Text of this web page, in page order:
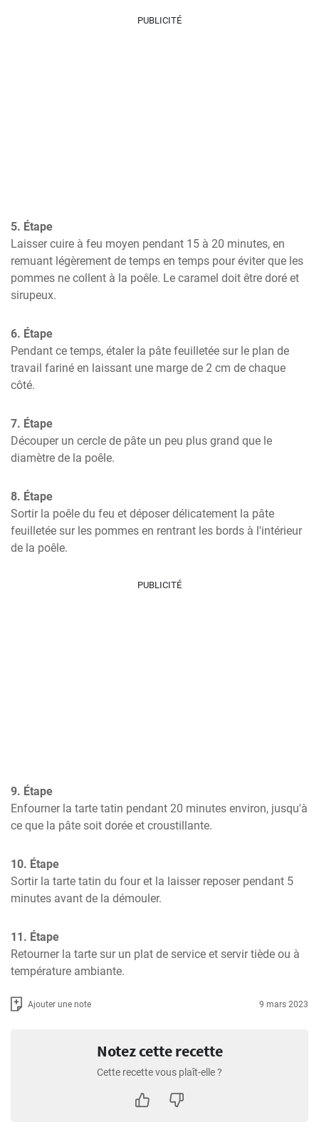
PUBLICITÉ
5. Étape
Laisser cuire à feu moyen pendant 15 à 20 minutes, en
remuant légèrement de temps en temps pour éviter que les
pommes ne collent à la poêle. Le caramel doit être doré et
sirupeux.
6. Étape
Pendant ce temps, étaler la pâte feuilletée sur le plan de
travail fariné en laissant une marge de 2 cm de chaque
côté.
7. Étape
Découper un cercle de pâte un peu plus grand que le
diamètre de la poêle.
8. Étape
Sortir la poêle du feu et déposer délicatement la pâte
feuilletée sur les pommes en rentrant les bords à l'intérieur
de la poêle.
PUBLICITÉ
9. Étape
Enfourner la tarte tatin pendant 20 minutes environ, jusqu'à
ce que la pâte soit dorée et croustillante.
10. Étape
Sortir la tarte tatin du four et la laisser reposer pendant 5
minutes avant de la démouler.
11. Étape
Retourner la tarte sur un plat de service et servir tiède ou à
température ambiante.
Ajouter une note 9 mars 2023
Notez cette recette
Cette recette vous plaît-elle ?